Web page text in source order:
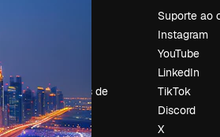
Tendências de
pesquisa
Blog
Suporte ao
Instagram
YouTube
LinkedIn
TikTok
Discord
X